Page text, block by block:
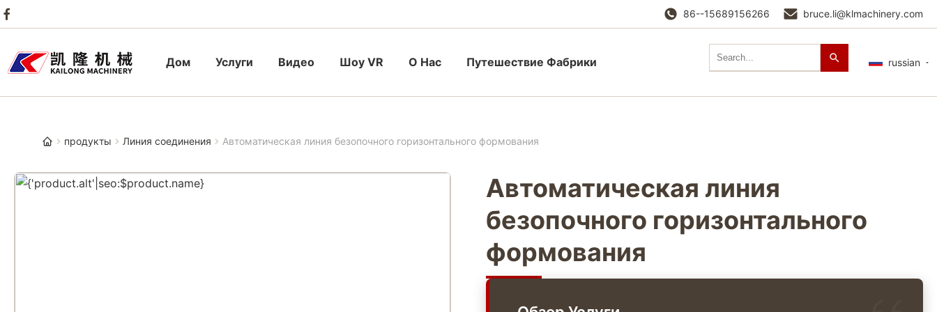
86--15689156266 bruce.li@klmachinery.com
Дом Услуги Видео Шоу VR О Нас Путешествие Фабрики russian
продукты Линия соединения Автоматическая линия безопочного горизонтального формования
Автоматическая линия
безопочного горизонтального
формования